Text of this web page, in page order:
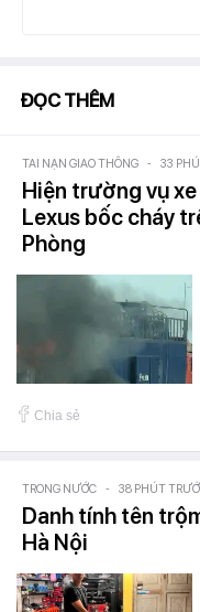
ĐỌC THÊM
TAI NẠN GIAO THÔNG - 33
Hiện trường vụ
Lexus bốc cháy
Phòng
Chia sẻ
TRONG NƯỚC - 38 PHÚT
Danh tính tên
Hà Nội